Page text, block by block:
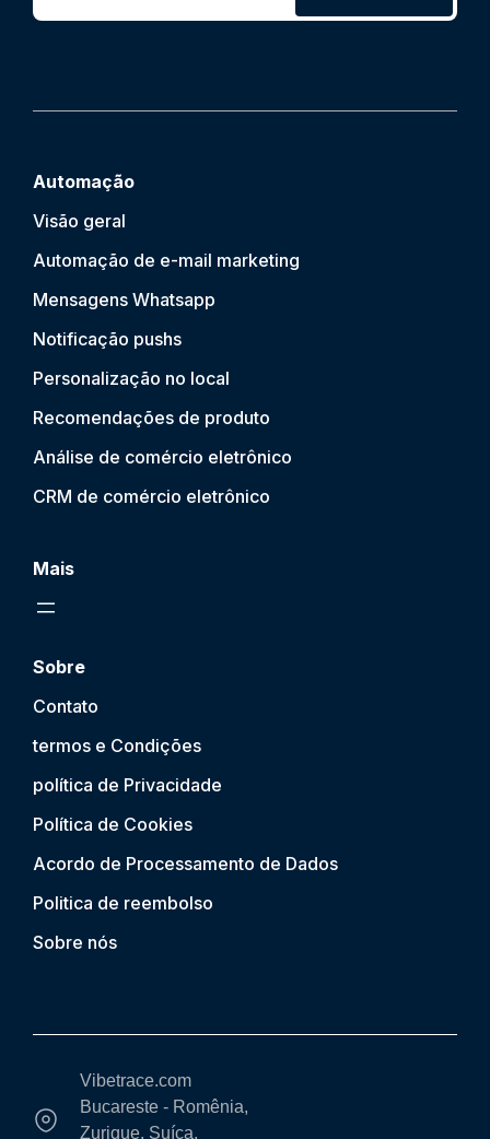
Automação
Visão geral
Automação de e-mail marketing
Mensagens Whatsapp
Notificação pushs
Personalização no local
Recomendações de produto
Análise de comércio eletrônico
CRM de comércio eletrônico
Mais
Sobre
Contato
termos e Condições
política de Privacidade
Política de Cookies
Acordo de Processamento de Dados
Politica de reembolso
Sobre nós
Vibetrace.com
Bucareste - Romênia,
Zurique, Suíça,